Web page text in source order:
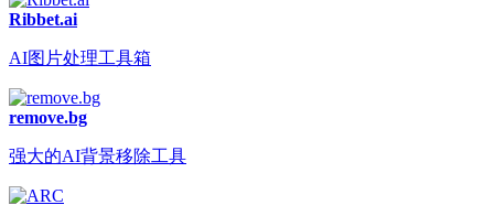
Ribbet.ai
AI图片处理工具箱
remove.bg
强大的AI背景移除工具